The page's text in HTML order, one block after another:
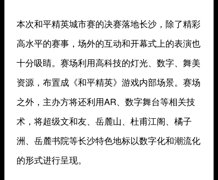
本次和平精英城市赛的决赛落地长沙，除了精彩
高水平的赛事，场外的互动和开幕式上的表演也
十分吸睛。赛场利用高科技的灯光、数字、舞美
资源，布置成《和平精英》游戏内部场景。赛场
之外，主办方将还利用AR、数字舞台等相关技
术，将超级文和友、岳麓山、杜甫江阁、橘子
洲、岳麓书院等长沙特色地标以数字化和潮流化
的形式进行呈现。